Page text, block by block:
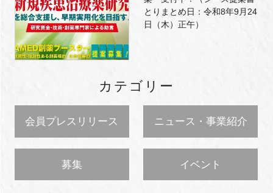
とりまとめ日：令和8年9月24
日（木）正午）
カテゴリー
会員プレスリリース ニュース・事業紹介
募集 イベント